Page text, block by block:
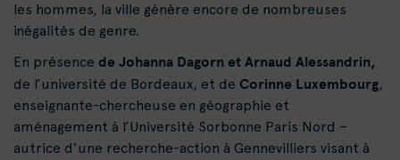
les hommes, la ville génère encore de nombreuses
inégalités de genre.
En présence de Johanna Dagorn et Arnaud Alessandrin,
de l’université de Bordeaux, et de Corinne Luxembourg,
enseignante-chercheuse en géographie et
aménagement à l’Université Sorbonne Paris Nord –
autrice d’une recherche-action à Gennevilliers visant à